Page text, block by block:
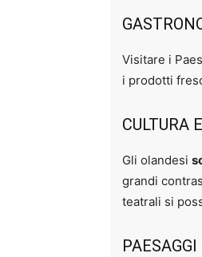
Visitare i
i prodotti
CULTURA
Gli olandesi
grandi
teatrali si